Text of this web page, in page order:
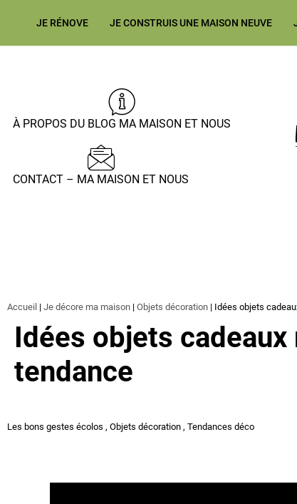
JE RÉNOVE JE CONSTRUIS UNE MAISON NEUVE
À PROPOS DU BLOG MA MAISON ET NOUS
CONTACT – MA MAISON ET NOUS
Accueil | Je décore ma maison | Objets décoration | Idées objets
Idées objets
tendance
Les bons gestes écolos , Objets décoration , Tendances déco